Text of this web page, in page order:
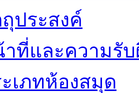
ประสงค์
ที่และความรั
เภทห้องสมุด